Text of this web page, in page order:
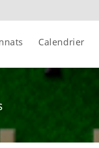
Calendrier